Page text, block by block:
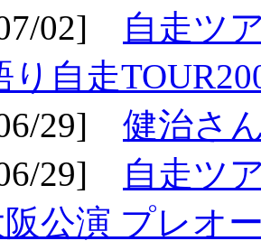
02]
自走ツ
り自走
29] 健治さ
29]
自走ツ
公演 プレオ